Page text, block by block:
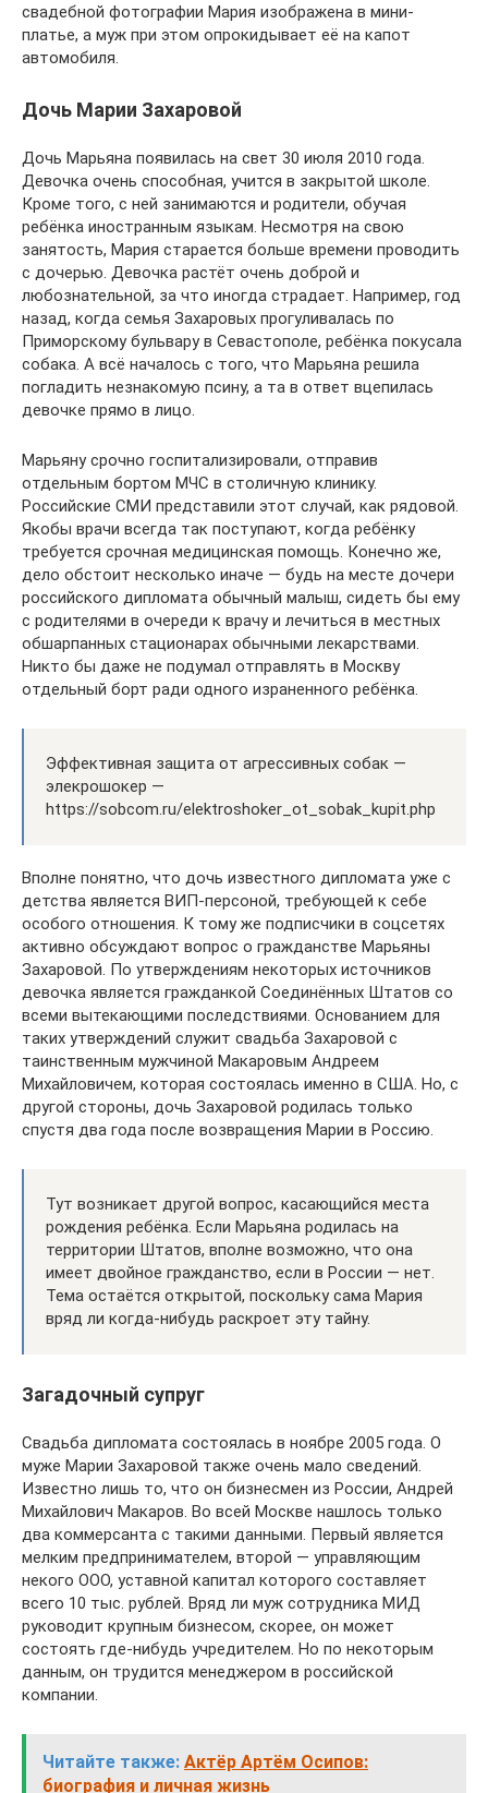
свадебной фотографии Мария изображена в мини-
платье, а муж при этом опрокидывает её на капот
автомобиля.
Дочь Марии Захаровой
Дочь Марьяна появилась на свет 30 июля 2010 года.
Девочка очень способная, учится в закрытой школе.
Кроме того, с ней занимаются и родители, обучая
ребёнка иностранным языкам. Несмотря на свою
занятость, Мария старается больше времени проводить
с дочерью. Девочка растёт очень доброй и
любознательной, за что иногда страдает. Например, год
назад, когда семья Захаровых прогуливалась по
Приморскому бульвару в Севастополе, ребёнка покусала
собака. А всё началось с того, что Марьяна решила
погладить незнакомую псину, а та в ответ вцепилась
девочке прямо в лицо.
Марьяну срочно госпитализировали, отправив
отдельным бортом МЧС в столичную клинику.
Российские СМИ представили этот случай, как рядовой.
Якобы врачи всегда так поступают, когда ребёнку
требуется срочная медицинская помощь. Конечно же,
дело обстоит несколько иначе — будь на месте дочери
российского дипломата обычный малыш, сидеть бы ему
с родителями в очереди к врачу и лечиться в местных
обшарпанных стационарах обычными лекарствами.
Никто бы даже не подумал отправлять в Москву
отдельный борт ради одного израненного ребёнка.
Эффективная защита от агрессивных собак —
элекрошокер —
https://sobcom.ru/elektroshoker_ot_sobak_kupit.php
Вполне понятно, что дочь известного дипломата уже с
детства является ВИП-персоной, требующей к себе
особого отношения. К тому же подписчики в соцсетях
активно обсуждают вопрос о гражданстве Марьяны
Захаровой. По утверждениям некоторых источников
девочка является гражданкой Соединённых Штатов со
всеми вытекающими последствиями. Основанием для
таких утверждений служит свадьба Захаровой с
таинственным мужчиной Макаровым Андреем
Михайловичем, которая состоялась именно в США. Но, с
другой стороны, дочь Захаровой родилась только
спустя два года после возвращения Марии в Россию.
Тут возникает другой вопрос, касающийся места
рождения ребёнка. Если Марьяна родилась на
территории Штатов, вполне возможно, что она
имеет двойное гражданство, если в России — нет.
Тема остаётся открытой, поскольку сама Мария
вряд ли когда-нибудь раскроет эту тайну.
Загадочный супруг
Свадьба дипломата состоялась в ноябре 2005 года. О
муже Марии Захаровой также очень мало сведений.
Известно лишь то, что он бизнесмен из России, Андрей
Михайлович Макаров. Во всей Москве нашлось только
два коммерсанта с такими данными. Первый является
мелким предпринимателем, второй — управляющим
некого ООО, уставной капитал которого составляет
всего 10 тыс. рублей. Вряд ли муж сотрудника МИД
руководит крупным бизнесом, скорее, он может
состоять где-нибудь учредителем. Но по некоторым
данным, он трудится менеджером в российской
компании.
Читайте также: Актёр Артём Осипов:
биография и личная жизнь